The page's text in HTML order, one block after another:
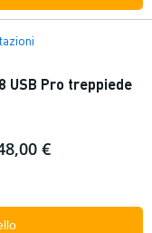
USB Pro treppiede
€